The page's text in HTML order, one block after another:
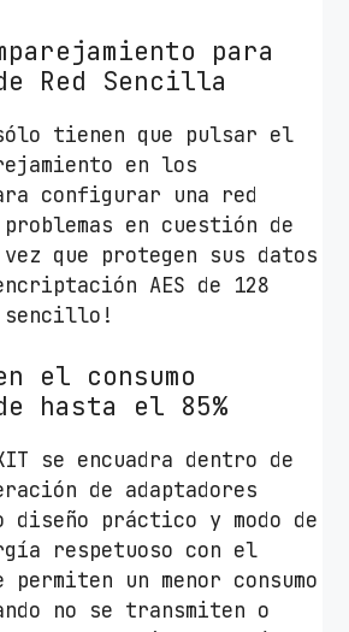
para
Red Sencilla
tienen que pulsar el
en los
configurar una red
en cuestión de
que protegen sus datos
AES de 128
el consumo
hasta el 85%
se encuadra dentro de
de adaptadores
diseño práctico y modo de
respetuoso con el
permiten un menor consumo
no se transmiten o